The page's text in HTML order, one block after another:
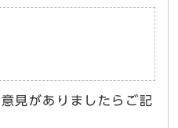
見がありましたらご記